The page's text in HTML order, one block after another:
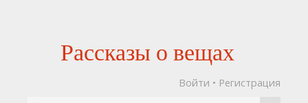
Рассказы о вещах
Войти • Регистрация